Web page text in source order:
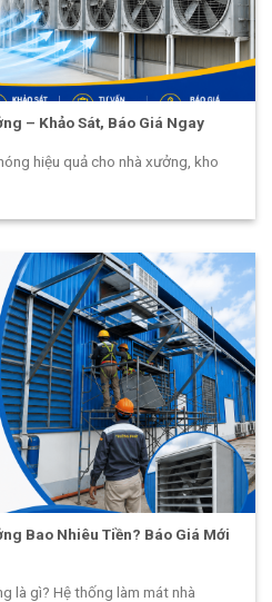
– Khảo Sát, Báo Giá Ngay
hiệu quả cho nhà xưởng, kho
Bao Nhiêu Tiền? Báo Giá Mới
là gì? Hệ thống làm mát nhà